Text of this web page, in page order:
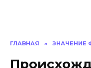
ГЛАВНАЯ » ЗНАЧЕНИЕ